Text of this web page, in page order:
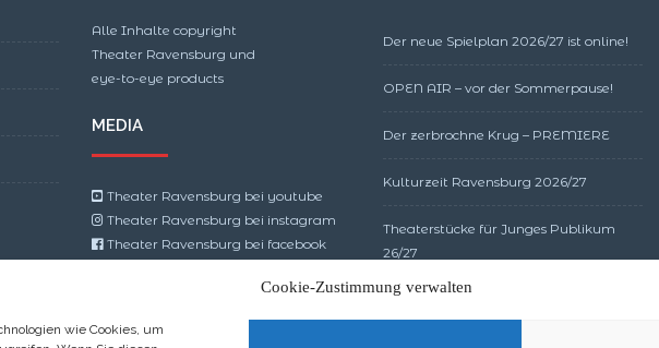
Cookie-Zustimmung verwalten
wie Cookies, um
Alle Inhalte copyright
Theater Ravensburg und
eye-to-eye products
MEDIA
Theater Ravensburg bei youtube
Theater Ravensburg bei instagram
Theater Ravensburg bei facebook
Der neue Spielplan 2026/27 ist online!
OPEN AIR – vor der Sommerpause!
Der zerbrochne Krug – PREMIERE
Kulturzeit Ravensburg 2026/27
Theaterstücke für Junges Publikum
26/27